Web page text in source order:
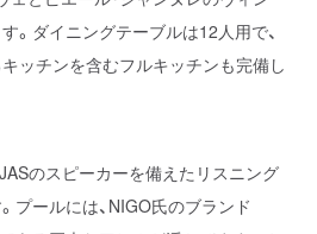
。ダイニングテーブルは12人用で、
ッチンを含むフルキッチンも完備し
のスピーカーを備えたリスニング
プールには、NIGO氏のブランド